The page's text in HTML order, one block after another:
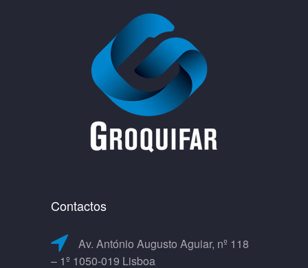
Contactos
Av. António Augusto Aguiar, nº 118
– 1º 1050-019 Lisboa